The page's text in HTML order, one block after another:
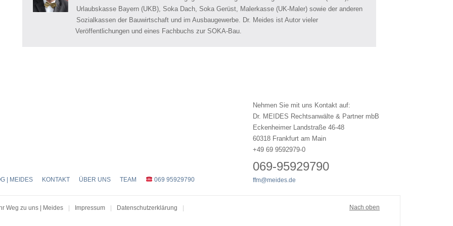
Urlaubskasse Bayern (UKB), Soka Dach, Soka Gerüst, Malerkasse (UK-Maler) sowie der anderen
Sozialkassen der Bauwirtschaft und im Ausbaugewerbe. Dr. Meides ist Autor vieler
Veröffentlichungen und eines Fachbuchs zur SOKA-Bau.
Nehmen Sie mit uns Kontakt auf:
Dr. MEIDES Rechtsanwälte & Partner mbB
Eckenheimer Landstraße 46-48
60318 Frankfurt am Main
+49 69 9592979-0
069-95929790
ffm@meides.de
| MEIDES KONTAKT ÜBER UNS TEAM 069 95929790
Weg zu uns | Meides Impressum Datenschutzerklärung Nach oben